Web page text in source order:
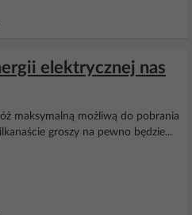
elektrycznej nas
maksymalną możliwą do pobrania
groszy na pewno będzie...